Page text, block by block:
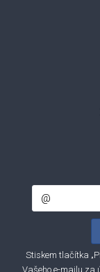
Stiskem tlačítka
Vašeho e-mailu za